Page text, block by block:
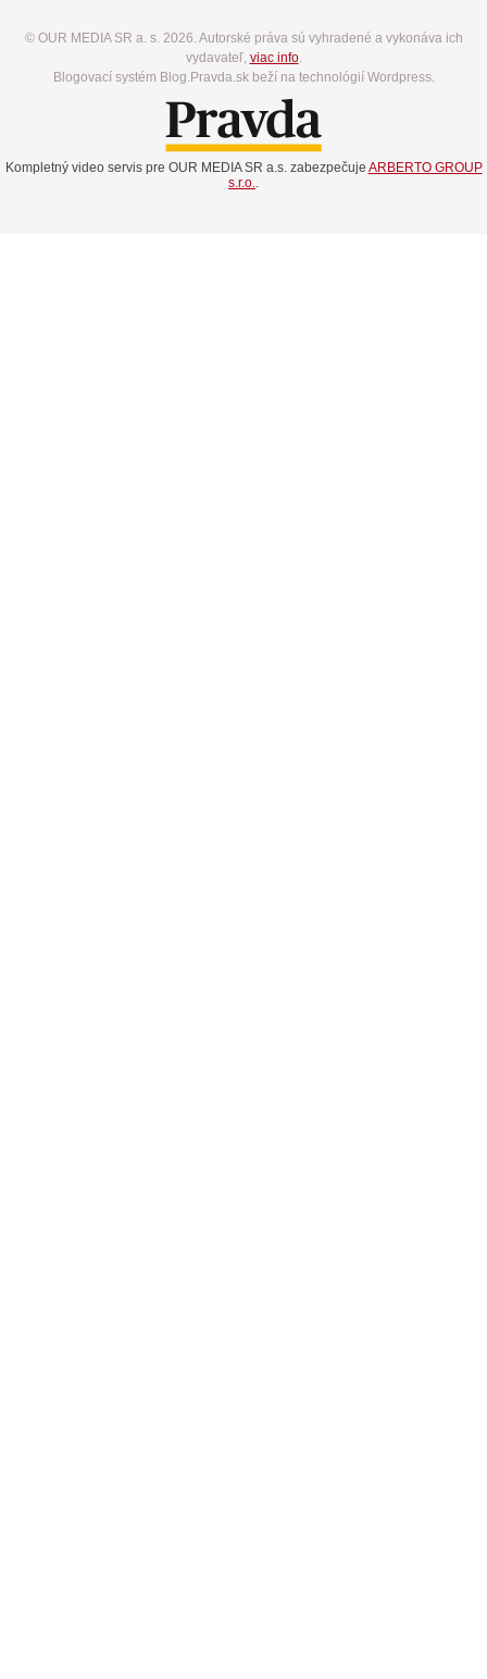
© OUR MEDIA SR a. s. 2026. Autorské práva sú vyhradené a vykonáva ich
vydavateľ, viac info.
Blogovací systém Blog.Pravda.sk beží na technológií Wordpress.
Kompletný video servis pre OUR MEDIA SR a.s. zabezpečuje ARBERTO GROUP
s.r.o..